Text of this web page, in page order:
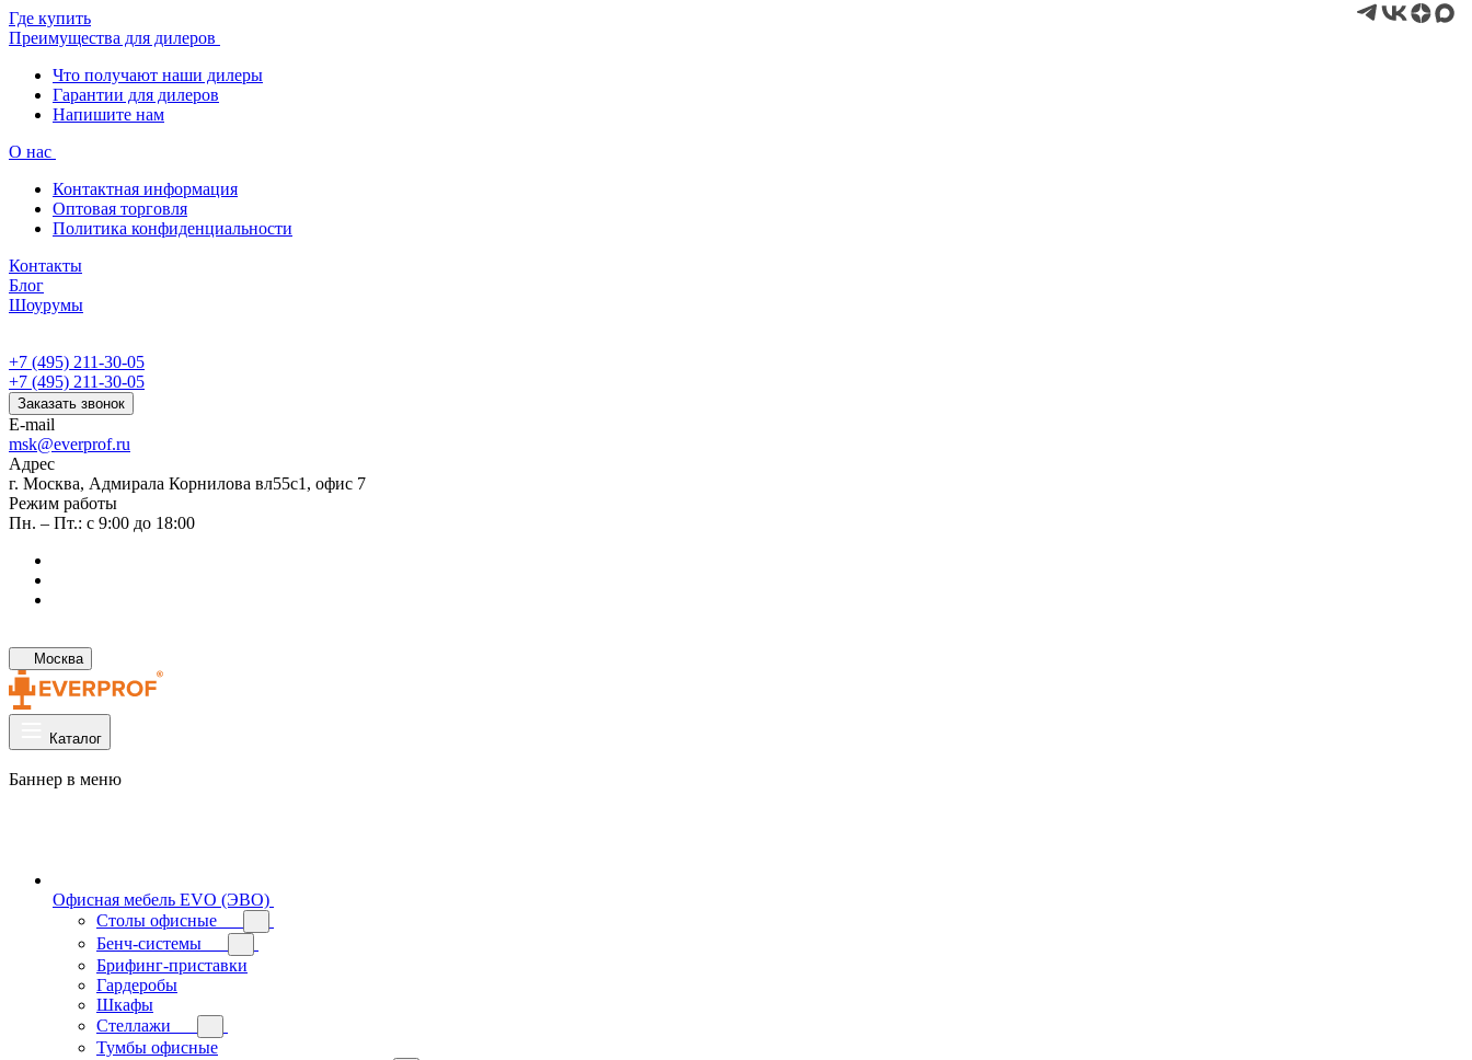
Где купить
Преимущества для дилеров
Что получают наши дилеры
Гарантии для дилеров
Напишите нам
О нас
Контактная информация
Оптовая торговля
Политика конфиденциальности
Контакты
Блог
Шоурумы
+7 (495) 211-30-05
+7 (495) 211-30-05
Заказать звонок
E-mail
msk@everprof.ru
Адрес
г. Москва, Адмирала Корнилова вл55с1, офис 7
Режим работы
Пн. – Пт.: с 9:00 до 18:00
Москва
Каталог
Баннер в меню
Офисная мебель EVO (ЭВО)
Cтолы офисные
Бенч-системы
Брифинг-приставки
Гардеробы
Шкафы
Стеллажи
Тумбы офисные